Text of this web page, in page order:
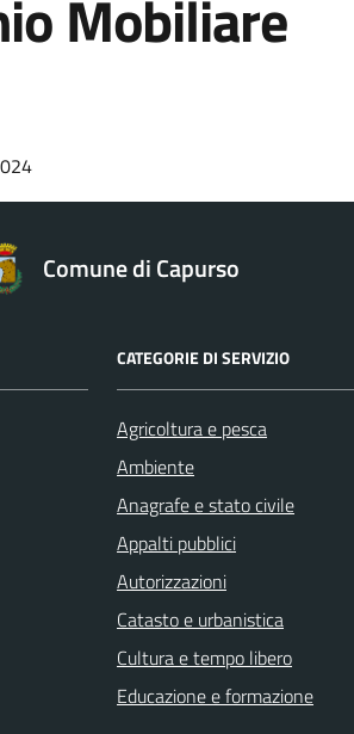
Mobiliare
Comune di Capurso
CATEGORIE DI SERVIZIO
Agricoltura e pesca
Ambiente
Anagrafe e stato civile
Appalti pubblici
Autorizzazioni
Catasto e urbanistica
Cultura e tempo libero
Educazione e formazione